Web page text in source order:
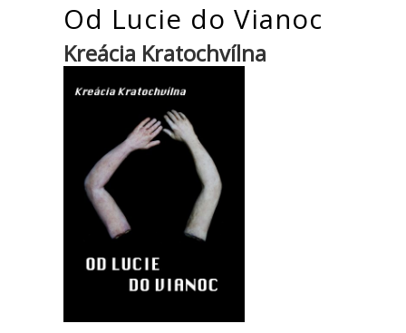
Od Lucie do Vianoc
Kreácia Kratochvílna